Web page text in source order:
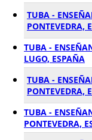
TUBA -
PONTEVEDRA,
TUBA -
LUGO, ESPAÑA
TUBA -
PONTEVEDRA,
TUBA -
PONTEVEDRA,